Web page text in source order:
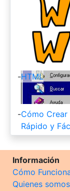
-HTML
-Cómo
Rápido y
Información
Cómo
Quienes somos